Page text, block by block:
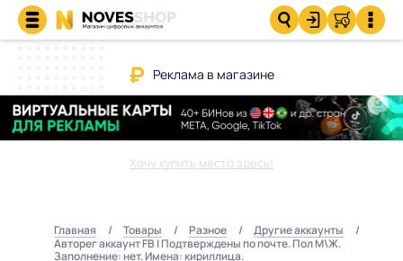
Реклама в магазине
Хочу купить место здесь!
Главная Товары Разное
Другие аккаунты
Авторег аккаунт FB | Подтверждены по почте. Пол М\Ж.
Заполнение: нет. Имена: кириллица.